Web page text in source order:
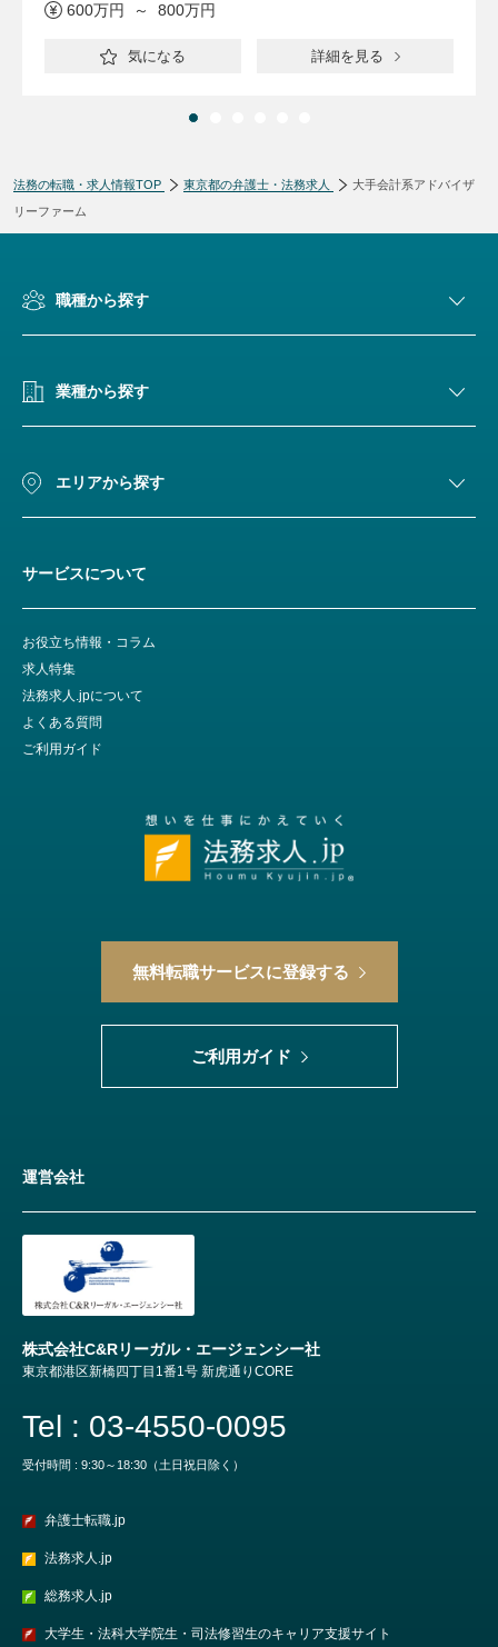
600万円 ～ 800万円
気になる 詳細を見る
法務の転職・求人情報TOP 東京都の弁護士・法務求人
大手会計系アドバイザ
リーファーム
無料転職サービスに登録する
ご利用ガイド
弁護士転職.jp
法務求人.jp
総務求人.jp
大学生・法科大学院生・司法修習生のキャリア支援サイト
運営会社
株式会社C&Rリーガル・エージェンシー社
東京都港区新橋四丁目1番1号 新虎通りCORE
Tel : 03-4550-0095
受付時間 : 9:30～18:30（土日祝日除く）
職種から探す
業種から探す
エリアから探す
サービスについて
お役立ち情報・コラム
求人特集
法務求人.jpについて
よくある質問
ご利用ガイド